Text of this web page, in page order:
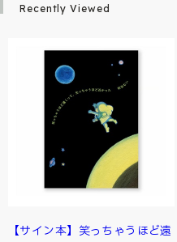
Recently Viewed
【サイン本】笑っちゃうほど遠